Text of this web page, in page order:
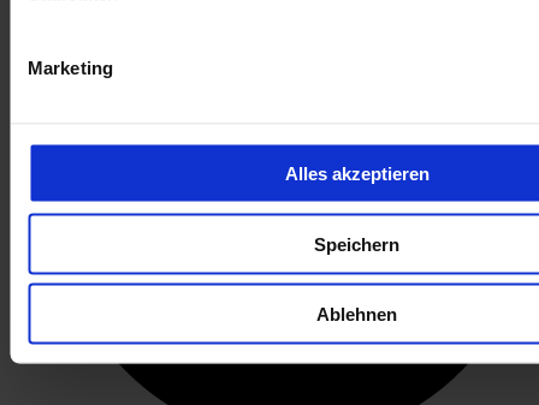
Marketing
Alles akzeptieren
Speichern
Ablehnen